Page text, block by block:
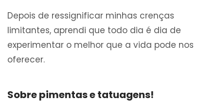
Depois de ressignificar minhas crenças
limitantes, aprendi que todo dia é dia de
experimentar o melhor que a vida pode nos
oferecer.
Sobre pimentas e tatuagens!